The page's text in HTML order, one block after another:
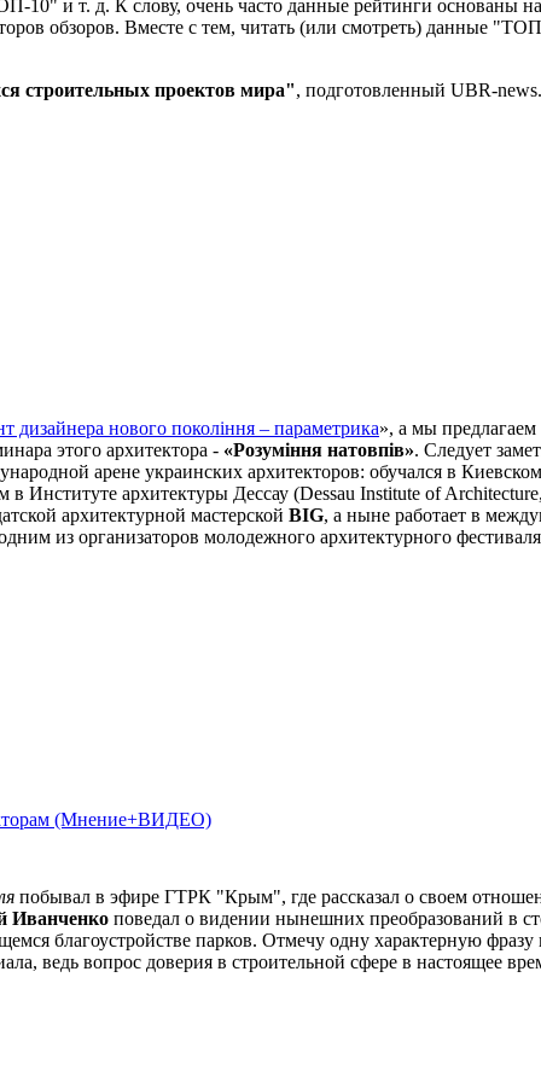
и т. д. К слову, очень часто данные рейтинги основаны
обзоров. Вместе с тем, читать (или смотреть) данные
строительных проектов мира", подготовленный UBR-news.
дизайнера нового покоління – параметрика», а мы предлагаем
этого архитектора - «Розуміння натовпів». Следует
арене украинских архитекторов: обучался в Киевском
в Институте архитектуры Дессау (Dessau Institute of Architecture,
архитектурной мастерской BIG, а ныне работает в
из организаторов молодежного архитектурного фестиваля
(Мнение+ВИДЕО)
побывал в эфире ГТРК "Крым", где рассказал о своем
Иванченко поведал о видении нынешних преобразований в
благоустройстве парков. Отмечу одну характерную фразу
ведь вопрос доверия в строительной сфере в настоящее